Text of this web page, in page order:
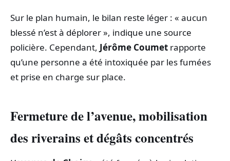
Sur le plan humain, le bilan reste léger : « aucun
blessé n’est à déplorer », indique une source
policière. Cependant, Jérôme Coumet rapporte
qu’une personne a été intoxiquée par les fumées
et prise en charge sur place.
Fermeture de l’avenue, mobilisation
des riverains et dégâts concentrés